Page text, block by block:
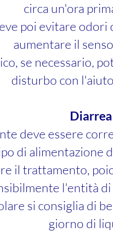
circa un'ora
poi evitare odori
aumentare il
se necessario,
disturbo con
Diarrea
deve essere
di alimentazione
il trattamento,
l'entità
si consiglia di
giorno di